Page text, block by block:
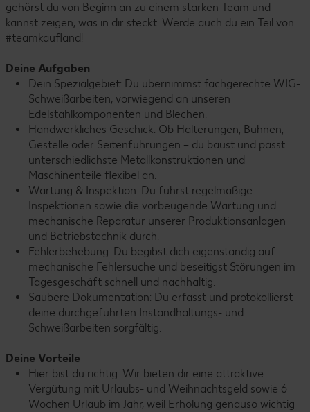
gehörst du von Beginn an zu einem starken Team und
kannst zeigen, was in dir steckt. Werde auch du ein Teil von
#teamkaufland!
Deine Aufgaben
Dein Spezialgebiet: Du übernimmst fachgerechte WIG-
Schweißarbeiten, vorwiegend an unseren
Edelstahlkomponenten und Blechen.
Handwerkliches Geschick: Ob Halterungen, Bühnen,
Gestelle oder Seitenführungen – du baust und passt
unterschiedlichste Metallkonstruktionen und
Maschinenteile flexibel an.
Wartung & Inspektion: Du führst regelmäßige
Inspektionen sowie die vorbeugende Wartung und
mechanische Reparatur unserer Produktionsanlagen
und Betriebstechnik durch.
Fehlerbehebung: Du begibst dich eigenständig auf
mechanische Fehlersuche und beseitigst Störungen im
Tagesgeschäft schnell und nachhaltig.
Saubere Dokumentation: Du erfasst und protokollierst
deine durchgeführten Instandhaltungs- und
Schweißarbeiten sorgfältig.
Deine Vorteile
Hier bist du richtig: Wir bieten dir eine attraktive
Vergütung mit Urlaubs- und Weihnachtsgeld sowie 6
Wochen Urlaub im Jahr, weil Erholung genauso wichtig